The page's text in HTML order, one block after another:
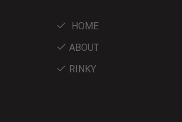
HOME
ABOUT
RINKY